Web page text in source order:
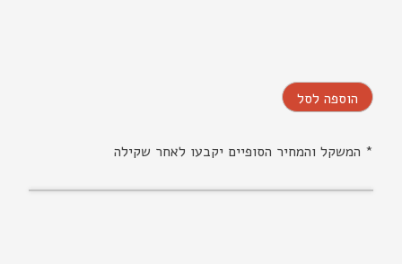
הוספה לסל
* המשקל והמחיר הסופיים יקבעו לאחר שקילה